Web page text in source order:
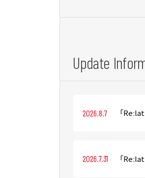
Update
2026.8.7 「
2026.7.31 「